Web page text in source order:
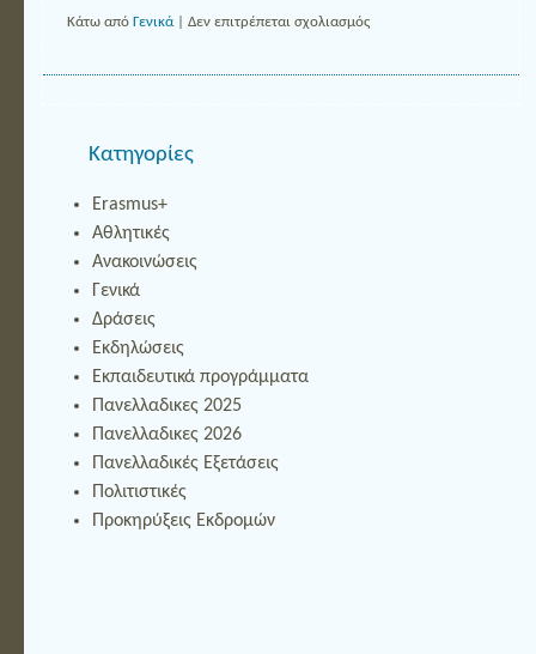
Κάτω από Γενικά Δεν επιτρέπεται σχολιασμόςστο
δεν
Kατηγορίες
Erasmus+
Αθλητικές
Ανακοινώσεις
Γενικά
Δράσεις
Εκδηλώσεις
Εκπαιδευτικά προγράμματα
Πανελλαδικες 2025
Πανελλαδικες 2026
Πανελλαδικές Εξετάσεις
Πολιτιστικές
Προκηρύξεις Εκδρομών